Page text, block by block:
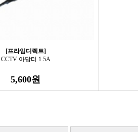
[프라임디렉트]
CCTV 아답터 1.5A
5,600원